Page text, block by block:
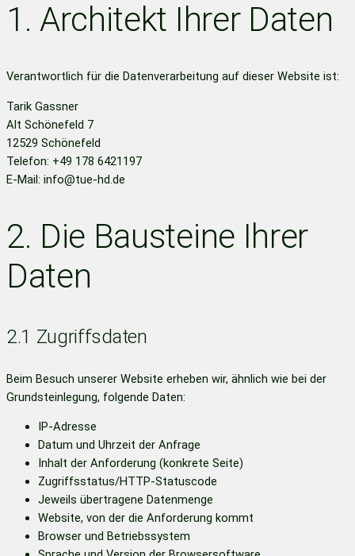
1. Architekt Ihrer Daten
Verantwortlich für die Datenverarbeitung auf dieser Website ist:
Tarik Gassner
Alt Schönefeld 7
12529 Schönefeld
Telefon: +49 178 6421197
E-Mail: info@tue-hd.de
2. Die Bausteine Ihrer
Daten
2.1 Zugriffsdaten
Beim Besuch unserer Website erheben wir, ähnlich wie bei der
Grundsteinlegung, folgende Daten:
IP-Adresse
Datum und Uhrzeit der Anfrage
Inhalt der Anforderung (konkrete Seite)
Zugriffsstatus/HTTP-Statuscode
Jeweils übertragene Datenmenge
Website, von der die Anforderung kommt
Browser und Betriebssystem